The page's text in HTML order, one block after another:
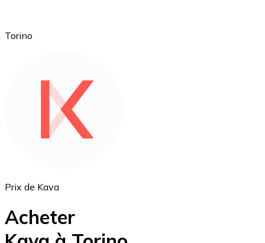
Ethereum
Torino
Prix de Kava
Acheter